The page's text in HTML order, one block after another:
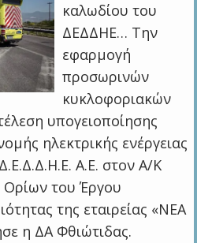
καλωδίου του
ΔΕΔΔΗΕ… Την
εφαρμογή
προσωρινών
κυκλοφοριακών
υπογειοποίησης
ηλεκτρικής ενέργειας
Α.Ε. στον Α/Κ
Ορίων του Έργου
της εταιρείας «ΝΕΑ
η ΔΑ Φθιώτιδας.